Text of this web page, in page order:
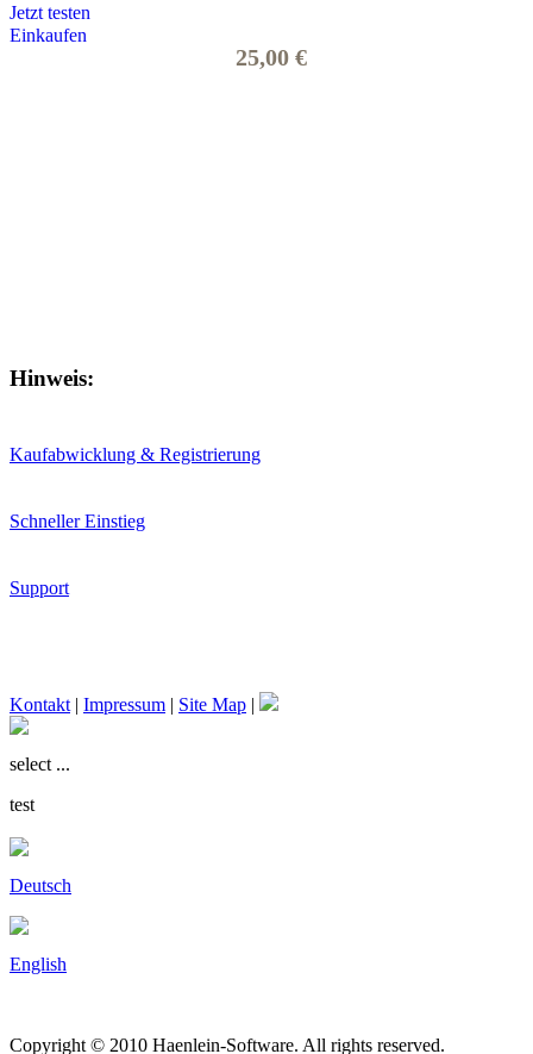
25,00 €
Jetzt testen
Einkaufen
Hinweis:
Kaufabwicklung & Registrierung
Schneller Einstieg
Support
Kontakt | Impressum | Site Map |
select ...
test
Deutsch
English
Copyright © 2010 Haenlein-Software. All rights reserved.